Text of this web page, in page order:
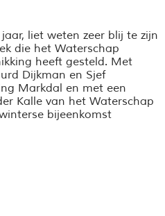
liet weten zeer blij te zijn
die het Waterschap
heeft gesteld. Met
Dijkman en Sjef
Markdal en met een
Kalle van het Waterschap
bijeenkomst